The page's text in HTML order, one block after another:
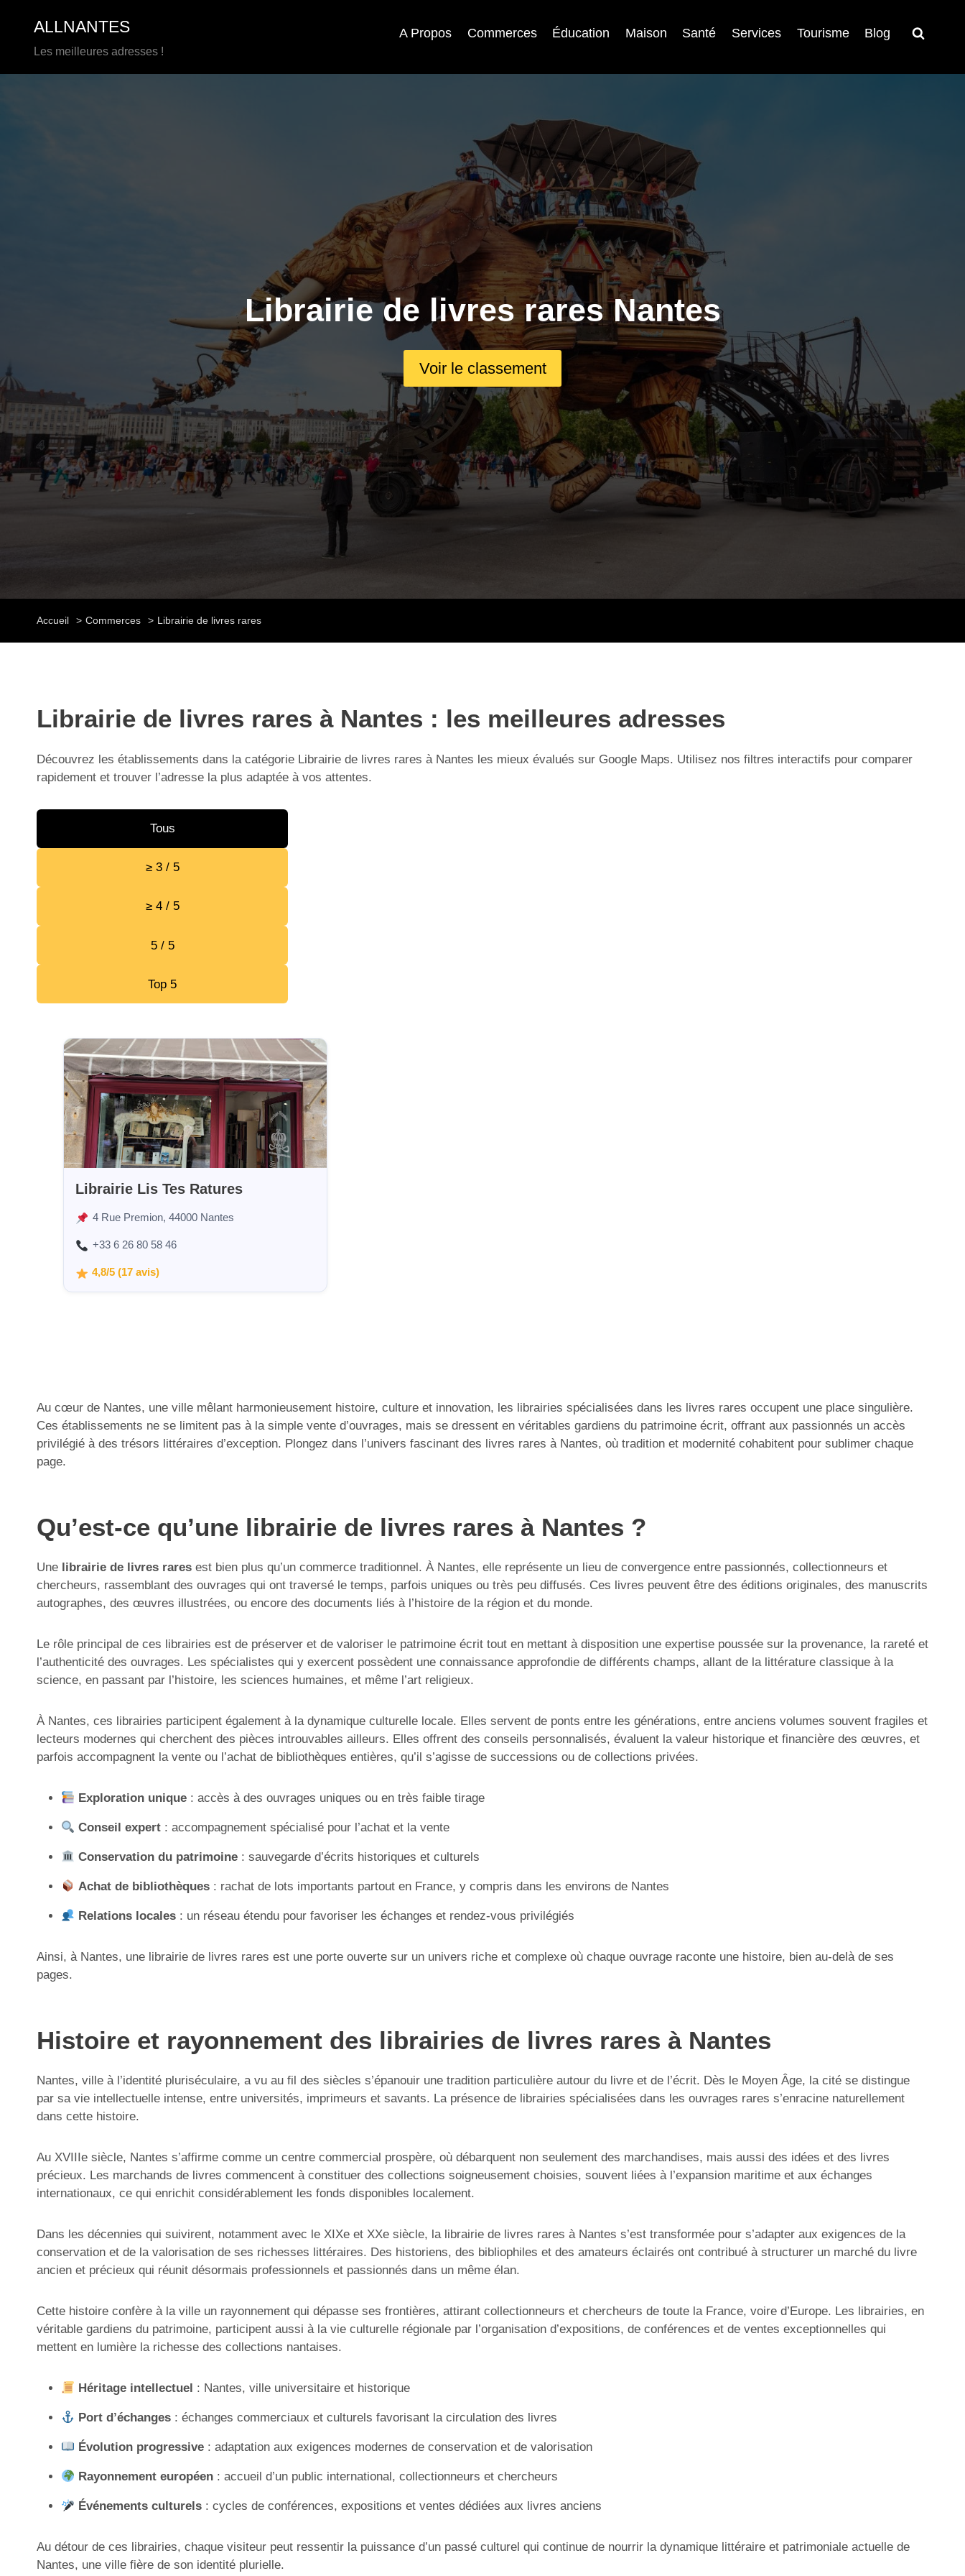
contenu
ALLNANTES
Les meilleures adresses !
A Propos Commerces Éducation Maison Santé Services Tourisme Blog
Librairie de livres rares Nantes
Voir le classement
Accueil Commerces Librairie de livres rares
Librairie de livres rares à Nantes : les meilleures adresses
Découvrez les établissements dans la catégorie Librairie de livres rares à Nantes les mieux évalués sur Google Maps. Utilisez nos filtres interactifs pour comparer
rapidement et trouver l’adresse la plus adaptée à vos attentes.
Tous
≥ 3 / 5
≥ 4 / 5
5 / 5
Top 5
Librairie Lis Tes Ratures
4 Rue Premion, 44000 Nantes
+33 6 26 80 58 46
4,8/5 (17 avis)
Au cœur de Nantes, une ville mêlant harmonieusement histoire, culture et innovation, les librairies spécialisées dans les livres rares occupent une place singulière.
Ces établissements ne se limitent pas à la simple vente d’ouvrages, mais se dressent en véritables gardiens du patrimoine écrit, offrant aux passionnés un accès
privilégié à des trésors littéraires d’exception. Plongez dans l’univers fascinant des livres rares à Nantes, où tradition et modernité cohabitent pour sublimer chaque
page.
Qu’est-ce qu’une librairie de livres rares à Nantes ?
Une librairie de livres rares est bien plus qu’un commerce traditionnel. À Nantes, elle représente un lieu de convergence entre passionnés, collectionneurs et
chercheurs, rassemblant des ouvrages qui ont traversé le temps, parfois uniques ou très peu diffusés. Ces livres peuvent être des éditions originales, des manuscrits
autographes, des œuvres illustrées, ou encore des documents liés à l’histoire de la région et du monde.
Le rôle principal de ces librairies est de préserver et de valoriser le patrimoine écrit tout en mettant à disposition une expertise poussée sur la provenance, la rareté et
l’authenticité des ouvrages. Les spécialistes qui y exercent possèdent une connaissance approfondie de différents champs, allant de la littérature classique à la
science, en passant par l’histoire, les sciences humaines, et même l’art religieux.
À Nantes, ces librairies participent également à la dynamique culturelle locale. Elles servent de ponts entre les générations, entre anciens volumes souvent fragiles et
lecteurs modernes qui cherchent des pièces introuvables ailleurs. Elles offrent des conseils personnalisés, évaluent la valeur historique et financière des œuvres, et
parfois accompagnent la vente ou l’achat de bibliothèques entières, qu’il s’agisse de successions ou de collections privées.
Exploration unique : accès à des ouvrages uniques ou en très faible tirage
Conseil expert : accompagnement spécialisé pour l’achat et la vente
Conservation du patrimoine : sauvegarde d’écrits historiques et culturels
Achat de bibliothèques : rachat de lots importants partout en France, y compris dans les environs de Nantes
Relations locales : un réseau étendu pour favoriser les échanges et rendez-vous privilégiés
Ainsi, à Nantes, une librairie de livres rares est une porte ouverte sur un univers riche et complexe où chaque ouvrage raconte une histoire, bien au-delà de ses
pages.
Histoire et rayonnement des librairies de livres rares à Nantes
Nantes, ville à l’identité pluriséculaire, a vu au fil des siècles s’épanouir une tradition particulière autour du livre et de l’écrit. Dès le Moyen Âge, la cité se distingue
par sa vie intellectuelle intense, entre universités, imprimeurs et savants. La présence de librairies spécialisées dans les ouvrages rares s’enracine naturellement
dans cette histoire.
Au XVIIIe siècle, Nantes s’affirme comme un centre commercial prospère, où débarquent non seulement des marchandises, mais aussi des idées et des livres
précieux. Les marchands de livres commencent à constituer des collections soigneusement choisies, souvent liées à l’expansion maritime et aux échanges
internationaux, ce qui enrichit considérablement les fonds disponibles localement.
Dans les décennies qui suivirent, notamment avec le XIXe et XXe siècle, la librairie de livres rares à Nantes s’est transformée pour s’adapter aux exigences de la
conservation et de la valorisation de ses richesses littéraires. Des historiens, des bibliophiles et des amateurs éclairés ont contribué à structurer un marché du livre
ancien et précieux qui réunit désormais professionnels et passionnés dans un même élan.
Cette histoire confère à la ville un rayonnement qui dépasse ses frontières, attirant collectionneurs et chercheurs de toute la France, voire d’Europe. Les librairies, en
véritable gardiens du patrimoine, participent aussi à la vie culturelle régionale par l’organisation d’expositions, de conférences et de ventes exceptionnelles qui
mettent en lumière la richesse des collections nantaises.
Héritage intellectuel : Nantes, ville universitaire et historique
Port d’échanges : échanges commerciaux et culturels favorisant la circulation des livres
Évolution progressive : adaptation aux exigences modernes de conservation et de valorisation
Rayonnement européen : accueil d’un public international, collectionneurs et chercheurs
Événements culturels : cycles de conférences, expositions et ventes dédiées aux livres anciens
Au détour de ces librairies, chaque visiteur peut ressentir la puissance d’un passé culturel qui continue de nourrir la dynamique littéraire et patrimoniale actuelle de
Nantes, une ville fière de son identité plurielle.